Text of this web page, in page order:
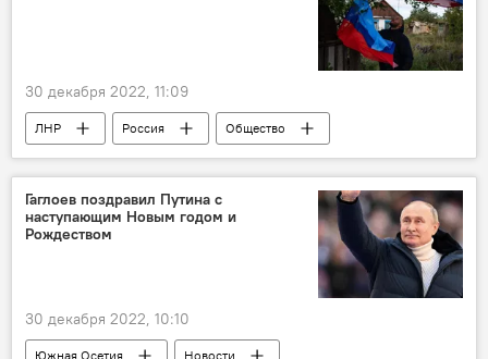
30 декабря 2022, 11:09
ЛНР Россия
Общество
Новости
Гаглоев поздравил Путина с
наступающим Новым годом и
Рождеством
30 декабря 2022, 10:10
Южная Осетия
Новости